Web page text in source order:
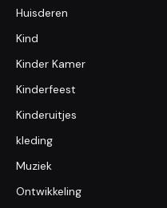
Huisderen
Kind
Kinder Kamer
Kinderfeest
Kinderuitjes
kleding
Muziek
Ontwikkeling